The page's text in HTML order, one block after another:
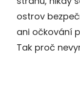
ostrov
ani očkování
Tak proč